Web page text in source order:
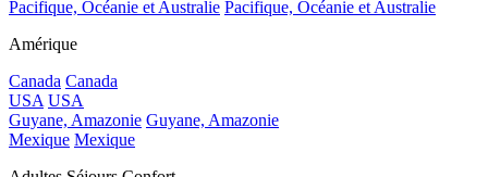
Pacifique, Océanie et Australie Pacifique, Océanie et Australie
Amérique
Canada Canada
USA USA
Guyane, Amazonie Guyane, Amazonie
Mexique Mexique